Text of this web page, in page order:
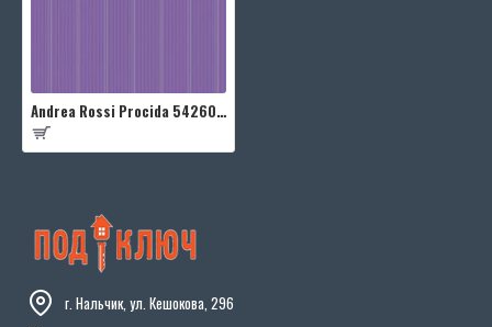
Andrea Rossi Procida 54260-6
г. Нальчик, ул. Кешокова, 296